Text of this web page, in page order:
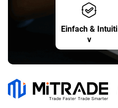
Einfach & Intuiti
v